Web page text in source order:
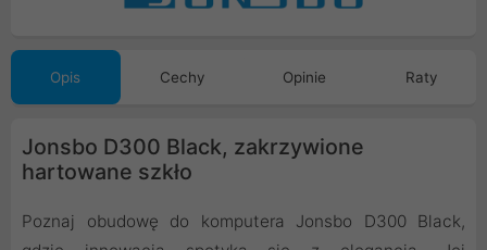
Opis Cechy Opinie Raty
Jonsbo D300 Black, zakrzywione
hartowane szkło
Poznaj obudowę do komputera Jonsbo D300 Black,